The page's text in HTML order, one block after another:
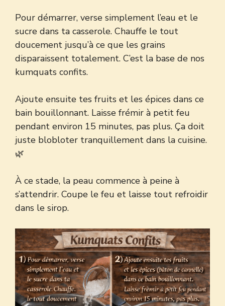
Pour démarrer, verse simplement l’eau et le
sucre dans ta casserole. Chauffe le tout
doucement jusqu’à ce que les grains
disparaissent totalement. C’est la base de nos
kumquats confits.
Ajoute ensuite tes fruits et les épices dans ce
bain bouillonnant. Laisse frémir à petit feu
pendant environ 15 minutes, pas plus. Ça doit
juste blobloter tranquillement dans la cuisine.
🌿
À ce stade, la peau commence à peine à
s’attendrir. Coupe le feu et laisse tout refroidir
dans le sirop.